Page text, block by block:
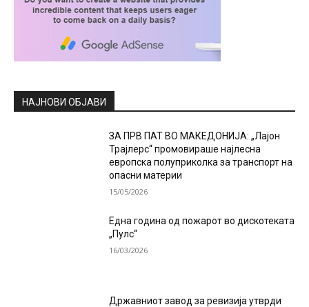
НАЈНОВИ ОБЈАВИ
ЗА ПРВ ПАТ ВО МАКЕДОНИЈА: „Лајон
Трајлерс“ промовираше најлесна
европска полуприколка за транспорт на
опасни материи
15/05/2026
Една година од пожарот во дискотеката
„Пулс“
16/03/2026
Државниот завод за ревизија утврди